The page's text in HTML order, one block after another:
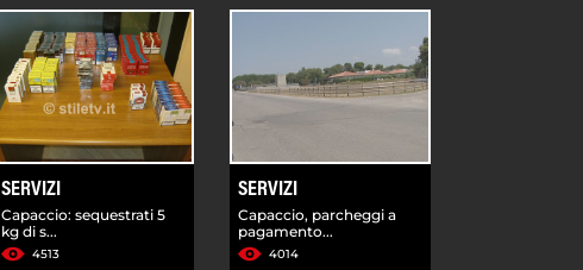
SERVIZI
Capaccio: sequestrati 5
kg di s...
4513
SERVIZI
Capaccio, parcheggi a
pagamento...
4014